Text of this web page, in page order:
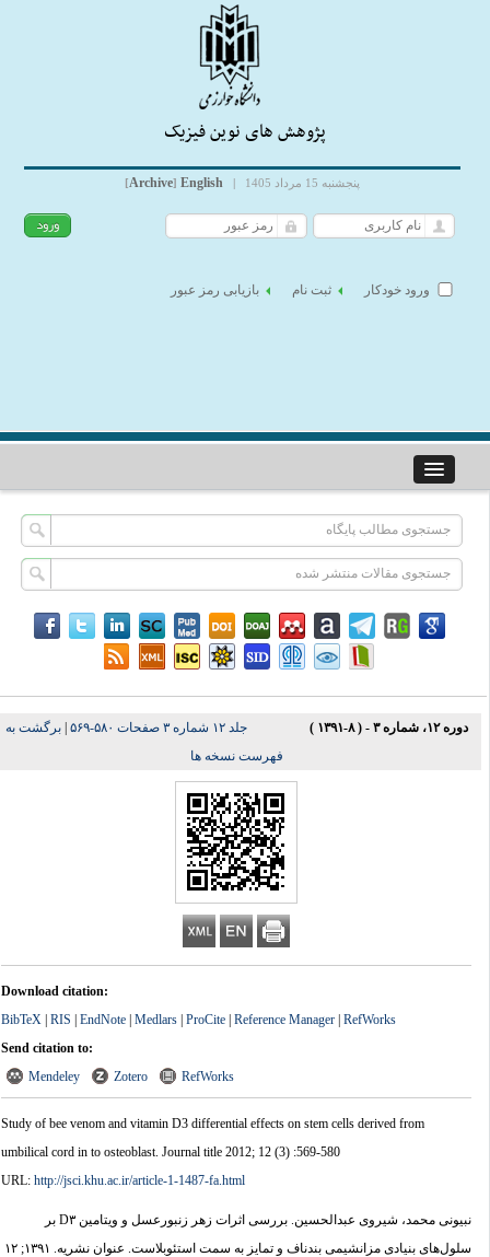
پژوهش های نوین فیزیک
پنجشنبه 15 مرداد 1405 |
English
[Archive]
ورود خودکار ثبت نام بازیابی رمز عبور
دوره ۱۲، شماره ۳ - ( ۸-۱۳۹۱ ) جلد ۱۲ شماره ۳ صفحات ۵۸۰-۵۶۹ |برگشت به
فهرست نسخه ها
Download citation:
BibTeX|RIS|EndNote|Medlars|ProCite|Reference Manager|RefWorks
Send citation to:
Mendeley
Zotero RefWorks
Study of bee venom and vitamin D3 differential effects on stem cells derived from
umbilical cord in to osteoblast. Journal title 2012; 12 (3) :569-580
URL:http://jsci.khu.ac.ir/article-1-1487-fa.html
نبیونی محمد، شیروی عبدالحسین. بررسی اثرات زهر زنبورعسل و ویتامین D۳ بر
سلول‌های بنیادی مزانشیمی بندناف و تمایز به سمت استئوبلاست. عنوان نشریه. ۱۳۹۱; ۱۲